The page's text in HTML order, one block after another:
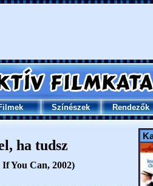
Színészek Rendezők
ha tudsz
You Can, 2002)